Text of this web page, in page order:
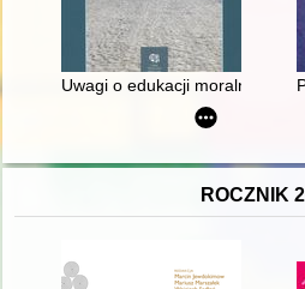
Uwagi o edukacji moralnej
ROCZNIK